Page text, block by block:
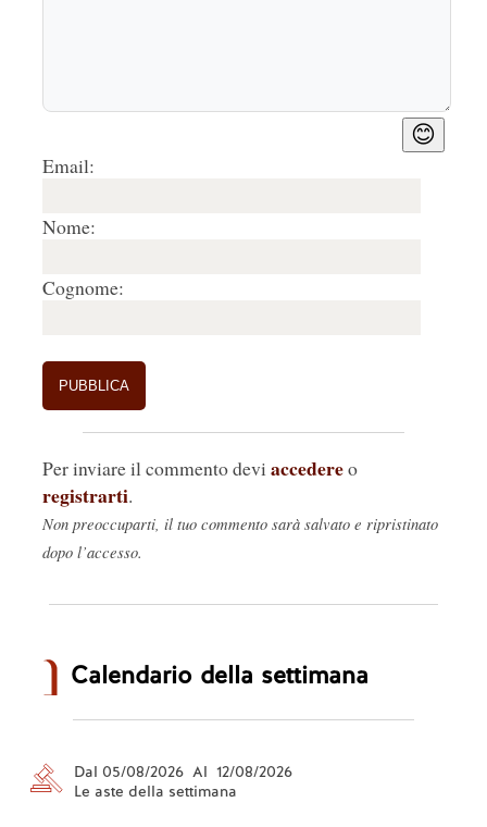
FB Cosa fa? = Inquisizione
Favorire la diffusione di nudi, oho no, neanche a
profili commerciali si.
Ne anche a pagamento un po di nudo artistico
e\o educativo?
Meglio, più turismo culturale ed educativo, con
farcitura di turista con i pruriti, attirato dalla
censura.
Rispondi
😊
Email:
Nome:
Cognome:
Per inviare il commento devi accedereo
registrarti.
Non preoccuparti, il tuo commento sarà salvato e ripristinato
dopo l’accesso.
Calendario della settimana
Dal 05/08/2026 Al 12/08/2026
Le aste della settimana